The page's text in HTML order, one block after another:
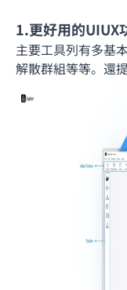
1.更好用的UIUX
主要工具列有多基
解散群組等等。還